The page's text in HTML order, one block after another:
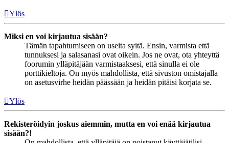
Ylös
Miksi en voi kirjautua sisään?
Tämän tapahtumiseen on useita syitä. Ensin, varmista että
tunnuksesi ja salasanasi ovat oikein. Jos ne ovat, ota yhteyttä
foorumin ylläpitäjään varmistaaksesi, että sinulla ei ole
porttikieltoja. On myös mahdollista, että sivuston omistajalla
on asetusvirhe heidän päässään ja heidän pitäisi korjata se.
Ylös
Rekisteröidyin joskus aiemmin, mutta en voi enää kirjautua
sisään?!